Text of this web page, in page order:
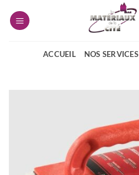
ACCUEIL NOS SERVICES